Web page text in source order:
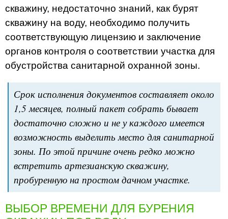
скважину, недостаточно знаний, как бурят
скважину на воду, необходимо получить
соответствующую лицензию и заключение
органов контроля о соответствии участка для
обустройства санитарной охранной зоны.
Срок исполнения документов составляет около
1,5 месяцев, полный пакет собрать бывает
достаточно сложно и не у каждого имеется
возможность выделить место для санитарной
зоны. По этой причине очень редко можно
встретить артезианскую скважину,
пробуренную на простом дачном участке.
ВЫБОР ВРЕМЕНИ ДЛЯ БУРЕНИЯ